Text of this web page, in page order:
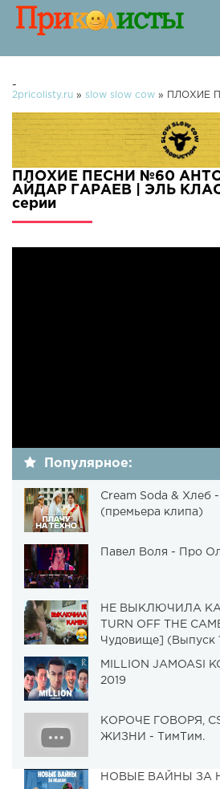
-
2pricolisty.ru » slow slow cow » ПЛОХИЕ ПЕСНИ №60
ПЛОХИЕ ПЕСНИ №60
АЙДАР ГАРАЕВ | ЭЛЬ
серии
Популярное:
Cream Soda & Хлеб
(премьера клипа)
Павел Воля - Про
НЕ ВЫКЛЮЧИЛА
TURN OFF THE
Чудовище] (Выпуск
MILLION JAMOASI
2019
КОРОЧЕ ГОВОРЯ,
ЖИЗНИ - ТимТим.
НОВЫЕ ВАЙНЫ ЗА